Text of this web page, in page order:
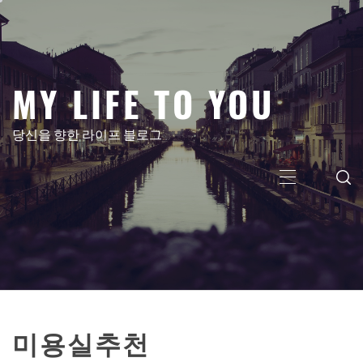
텐
건
뛰
기
MY LIFE TO YOU
당신을 향한 라이프 블로그
주
메
뉴
미용실추천